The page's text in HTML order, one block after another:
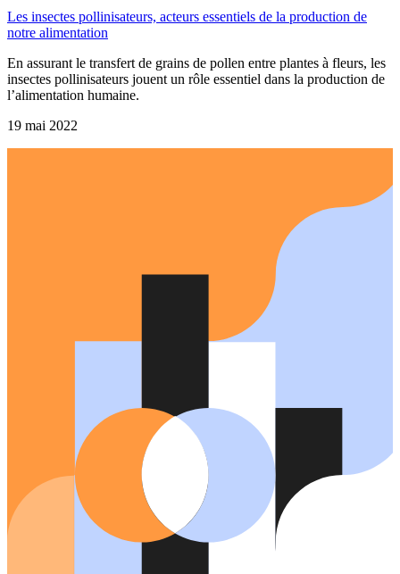
Les insectes pollinisateurs, acteurs essentiels de la production de
notre alimentation
En assurant le transfert de grains de pollen entre plantes à fleurs, les
insectes pollinisateurs jouent un rôle essentiel dans la production de
l’alimentation humaine.
19 mai 2022